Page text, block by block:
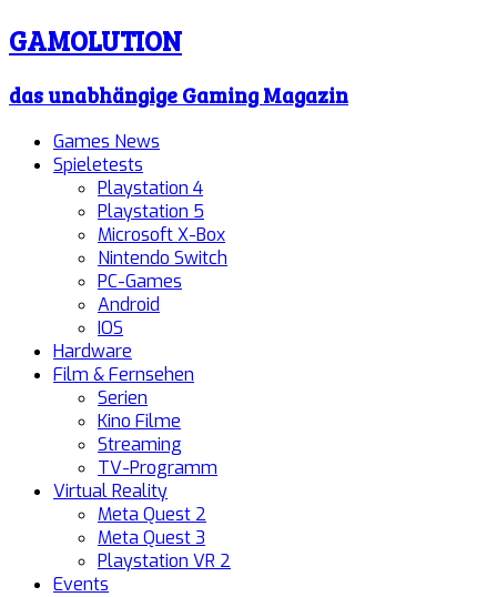
GAMOLUTION
das unabhängige Gaming Magazin
Games News
Spieletests
Playstation 4
Playstation 5
Microsoft X-Box
Nintendo Switch
PC-Games
Android
IOS
Hardware
Film & Fernsehen
Serien
Kino Filme
Streaming
TV-Programm
Virtual Reality
Meta Quest 2
Meta Quest 3
Playstation VR 2
Events